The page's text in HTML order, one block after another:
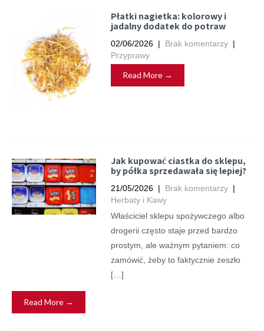
Płatki nagietka: kolorowy i
jadalny dodatek do potraw
02/06/2026 | Brak komentarzy |
Przyprawy
Read More →
Jak kupować ciastka do sklepu,
by półka sprzedawała się lepiej?
21/05/2026 | Brak komentarzy |
Herbaty i Kawy
Właściciel sklepu spożywczego albo
drogerii często staje przed bardzo
prostym, ale ważnym pytaniem: co
zamówić, żeby to faktycznie zeszło
[…]
Read More →